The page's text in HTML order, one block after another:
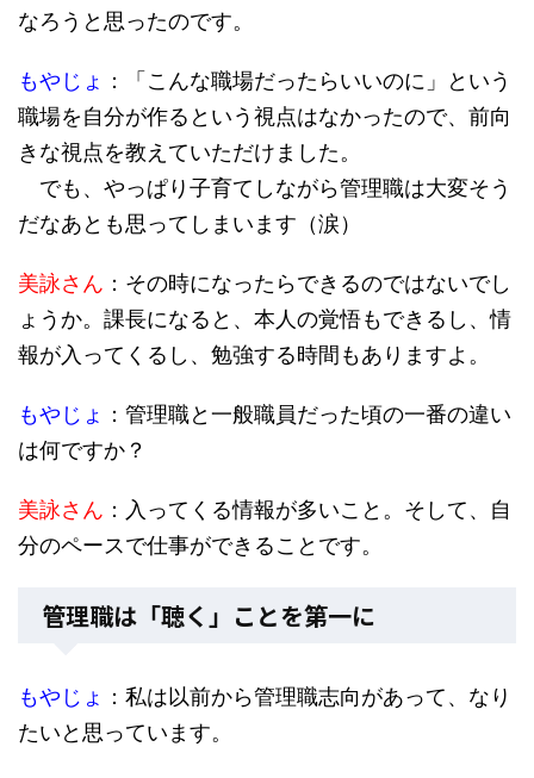
なろうと思ったのです。
もやじょ ：「こんな職場だったらいいのに」という
職場を自分が作るという視点はなかったので、前向
きな視点を教えていただけました。
でも、やっぱり子育てしながら管理職は大変そう
だなあとも思ってしまいます（涙）
美詠さん ：その時になったらできるのではないでし
ょうか。課長になると、本人の覚悟もできるし、情
報が入ってくるし、勉強する時間もありますよ。
もやじょ ：管理職と一般職員だった頃の一番の違い
は何ですか？
美詠さん ：入ってくる情報が多いこと。そして、自
分のペースで仕事ができることです。
管理職は「聴く」ことを第一に
もやじょ ：私は以前から管理職志向があって、なり
たいと思っています。